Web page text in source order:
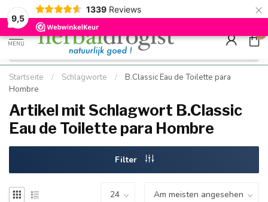
9,5
1339 Reviews ×
Kostenloser DE-Versand ab Mindestbestellwert |
Schnell geliefert
Minimum
Hızlı
MENU
0
Startseite / Schlagworte /
B.Classic Eau de Toilette para
Hombre
Artikel mit Schlagwort B.Classic
Eau de Toilette para Hombre
Filter